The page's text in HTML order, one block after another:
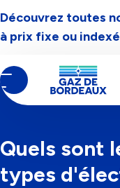
Aller à la navigation
Découvrez toutes
à prix fixe ou indexé
Contenu
principal
d'Ariane
Tout savoir sur
Quels sont
types